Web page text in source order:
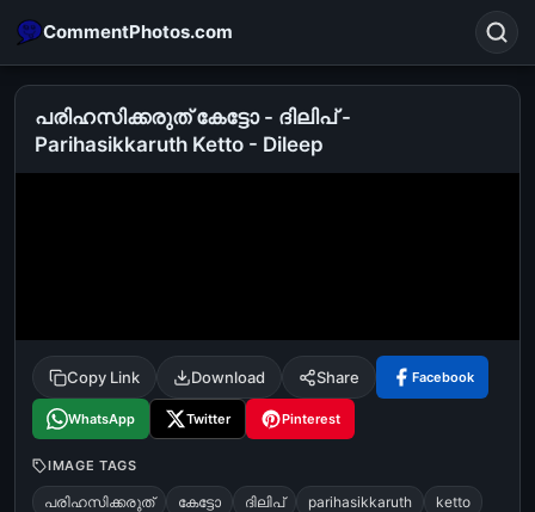
CommentPhotos.com
Search
tamil comedy
happy birthday good night
പരിഹസിക്കരുത് കേട്ടോ - ദിലിപ് -
Parihasikkaruth Ketto - Dileep
Copy Link Download Share Facebook
WhatsApp Twitter Pinterest
IMAGE TAGS
പരിഹസിക്കരുത് കേട്ടോ ദിലിപ് parihasikkaruth
ketto